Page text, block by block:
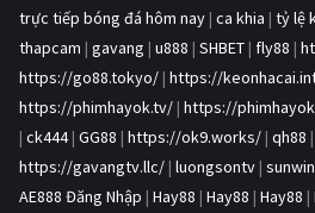
trực tiếp bóng đá hôm nay | ca khia | tỷ lệ
thapcam | gavang | u888 | SHBET | fly88 |
https://go88.tokyo/ | https://
https://phimhayok.tv/ | https://
| ck444| GG88 | https://ok9.works/ | qh88 |
https://gavangtv.llc/ | luongsontv | sunwin
AE888 Đăng Nhập | Hay88 | Hay88 | Hay88 |